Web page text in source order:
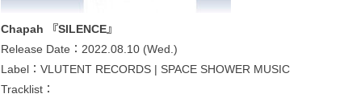
Chapah 『SILENCE』
Release Date：2022.08.10 (Wed.)
Label：VLUTENT RECORDS | SPACE SHOWER MUSIC
Tracklist：